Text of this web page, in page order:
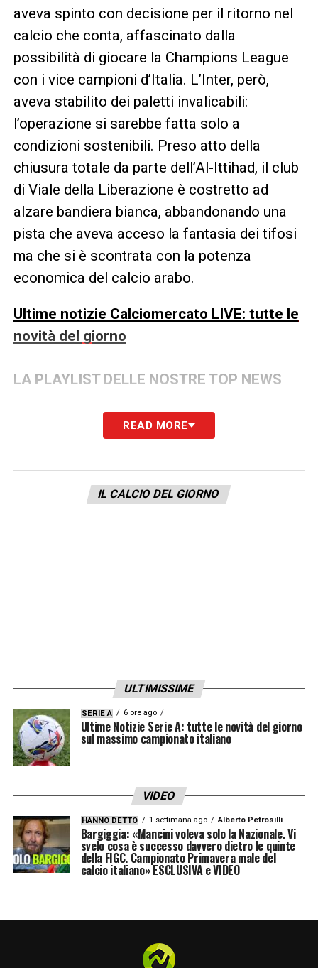
aveva spinto con decisione per il ritorno nel
calcio che conta, affascinato dalla
possibilità di giocare la Champions League
con i vice campioni d’Italia. L’Inter, però,
aveva stabilito dei paletti invalicabili:
l’operazione si sarebbe fatta solo a
condizioni sostenibili. Preso atto della
chiusura totale da parte dell’Al-Ittihad, il club
di Viale della Liberazione è costretto ad
alzare bandiera bianca, abbandonando una
pista che aveva acceso la fantasia dei tifosi
ma che si è scontrata con la potenza
economica del calcio arabo.
Ultime notizie Calciomercato LIVE: tutte le
novità del giorno
LA PLAYLIST DELLE NOSTRE TOP NEWS
READ MORE
IL CALCIO DEL GIORNO
ULTIMISSIME
SERIE A 6 ore ago
Ultime Notizie Serie A: tutte le novità del giorno
sul massimo campionato italiano
VIDEO
HANNO DETTO 1 settimana ago Alberto Petrosilli
Bargiggia: «Mancini voleva solo la Nazionale. Vi
svelo cosa è successo davvero dietro le quinte
della FIGC. Campionato Primavera male del
calcio italiano» ESCLUSIVA e VIDEO